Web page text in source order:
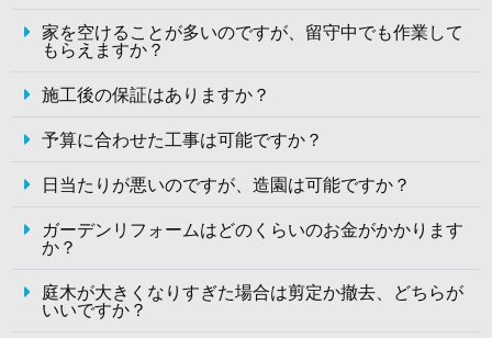
家を空けることが多いのですが、留守中でも作業して
もらえますか？
施工後の保証はありますか？
予算に合わせた工事は可能ですか？
日当たりが悪いのですが、造園は可能ですか？
ガーデンリフォームはどのくらいのお金がかかります
か？
庭木が大きくなりすぎた場合は剪定か撤去、どちらが
いいですか？